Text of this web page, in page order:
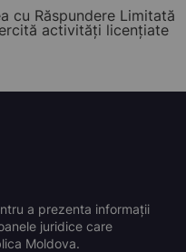
cu Răspundere Limitată
activități licențiate
a prezenta informații
juridice care
Moldova.